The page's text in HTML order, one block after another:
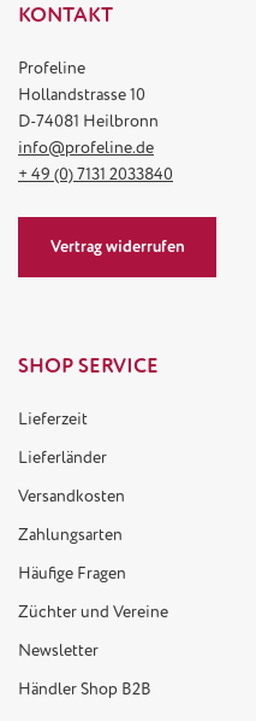
KONTAKT
Profeline
Hollandstrasse 10
D-74081 Heilbronn
info@profeline.de
+ 49 (0) 7131 2033840
Vertrag widerrufen
SHOP SERVICE
Lieferzeit
Lieferländer
Versandkosten
Zahlungsarten
Häufige Fragen
Züchter und Vereine
Newsletter
Händler Shop B2B